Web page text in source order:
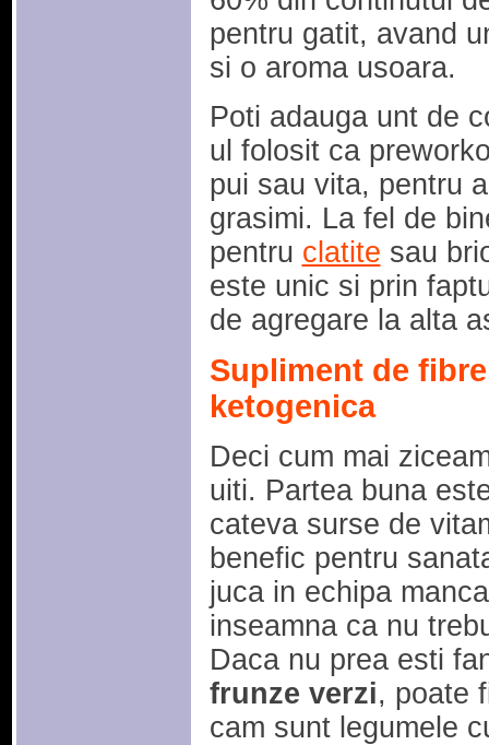
pentru gatit, avand
si o aroma usoara.
Poti adauga unt de
ul folosit ca
pui sau vita, pentru
grasimi. La fel de
pentru clatite sau
este unic si prin
de agregare la alta
Supliment de
ketogenica
Deci cum mai
uiti. Partea buna
cateva surse de
benefic pentru
juca in echipa
inseamna ca nu
Daca nu prea esti
frunze verzi, poate
cam sunt legumele